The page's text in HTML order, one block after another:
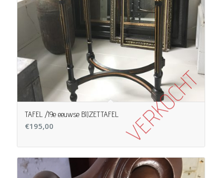
TAFEL /19e eeuwse BIJZETTAFEL
€195,00